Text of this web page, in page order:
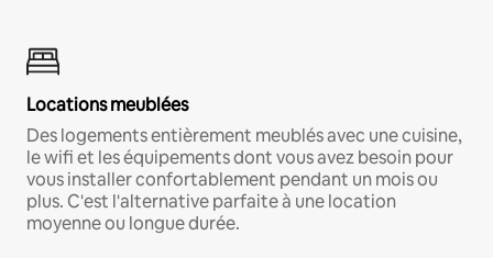
Locations meublées
Des logements entièrement meublés avec une cuisine,
le wifi et les équipements dont vous avez besoin pour
vous installer confortablement pendant un mois ou
plus. C'est l'alternative parfaite à une location
moyenne ou longue durée.